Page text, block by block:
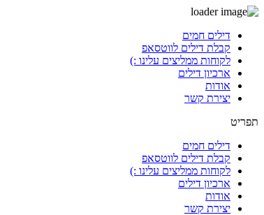
לתוכן
דילים חמים
קבלת דילים לווטסאפ
לקוחות ממליצים עלינו :)
ארכיון דילים
אודות
יצירת קשר
תפריט
דילים חמים
קבלת דילים לווטסאפ
לקוחות ממליצים עלינו :)
ארכיון דילים
אודות
יצירת קשר